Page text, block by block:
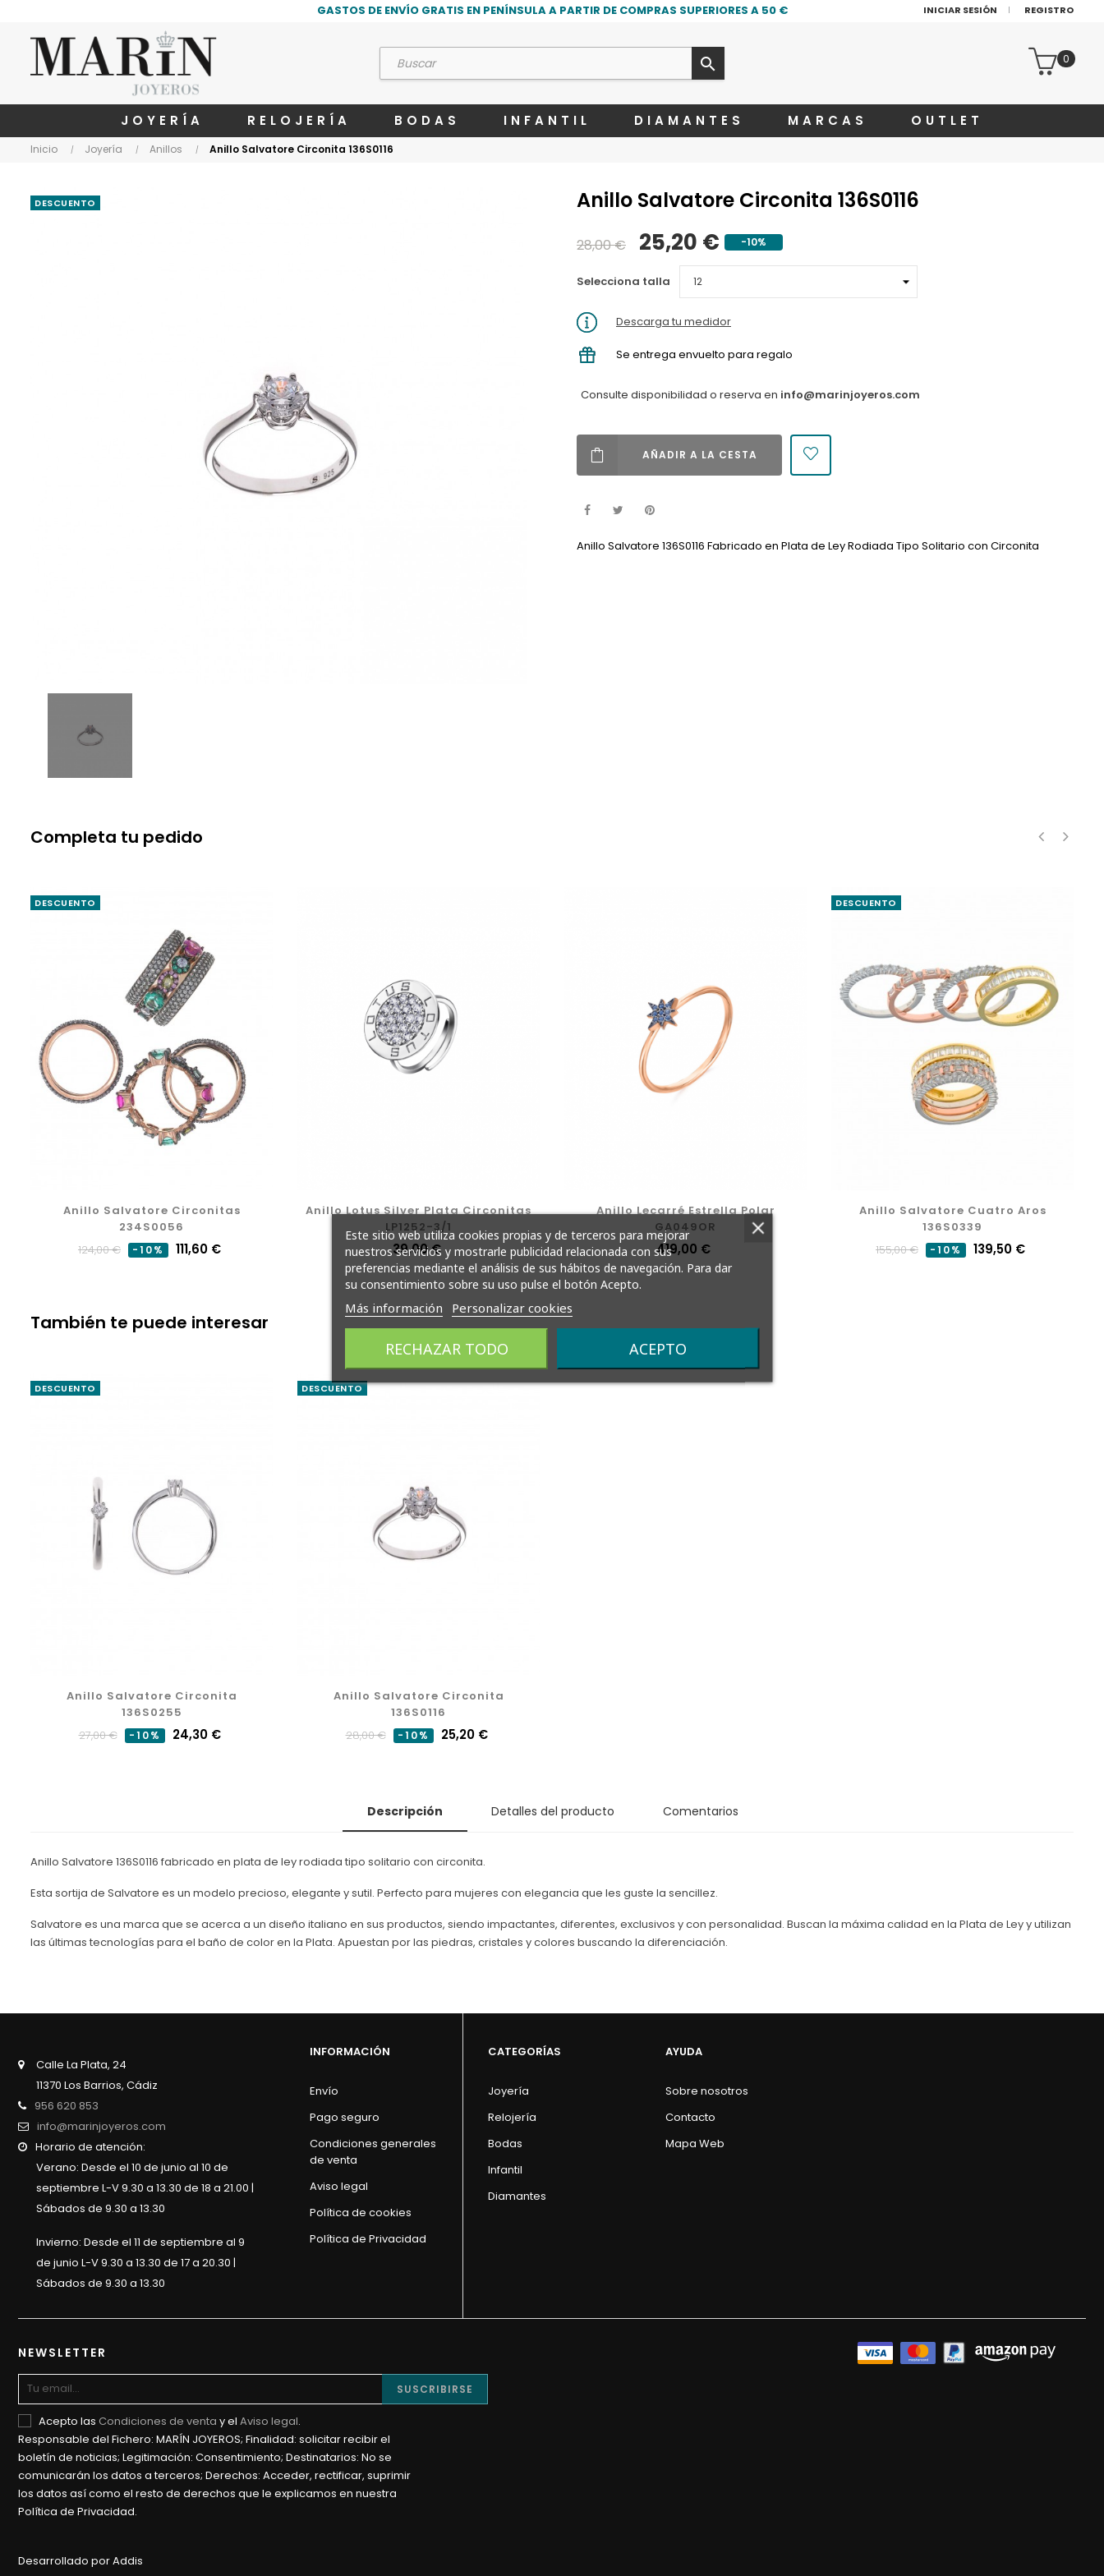
GASTOS DE ENVÍO GRATIS EN PENÍNSULA A PARTIR DE COMPRAS SUPERIORES A 50 € INICIAR SESIÓN REGISTRO
search 0
JOYERÍA RELOJERÍA BODAS INFANTIL DIAMANTES MARCAS OUTLET
Inicio Joyería Anillos Anillo Salvatore Circonita 136S0116
DESCUENTO Anillo Salvatore Circonita 136S0116
28,00 € 25,20 € -10%
Selecciona talla
Descarga tu medidor
Se entrega envuelto para regalo
Consulte disponibilidad o reserva en info@marinjoyeros.com
AÑADIR A LA CESTA
Anillo Salvatore 136S0116 Fabricado en Plata de Ley Rodiada Tipo Solitario con Circonita
Completa tu pedido
DESCUENTO
Anillo Salvatore Circonitas
234S0056
Precio
124,00 € -10% Precio
111,60 €
Anillo Lotus Silver Plata Circonitas
LP1252-3/1
Precio
39,00 €
Anillo Lecarré Estrella Polar
GA049OR
Precio
419,00 €
DESCUENTO
Anillo Salvatore Cuatro Aros
136S0339
Precio
155,00 € -10% Precio
139,50 €
También te puede interesar
DESCUENTO
Anillo Salvatore Circonita
136S0255
Precio
27,00 € -10% Precio
24,30 €
DESCUENTO
Anillo Salvatore Circonita
136S0116
Precio
28,00 € -10% Precio
25,20 €
Descripción Detalles del producto Comentarios
Anillo Salvatore 136S0116 fabricado en plata de ley rodiada tipo solitario con circonita.
Esta sortija de Salvatore es un modelo precioso, elegante y sutil. Perfecto para mujeres con elegancia que les guste la sencillez.
Salvatore es una marca que se acerca a un diseño italiano en sus productos, siendo impactantes, diferentes, exclusivos y con personalidad. Buscan la máxima calidad en la Plata de Ley y utilizan
las últimas tecnologías para el baño de color en la Plata. Apuestan por las piedras, cristales y colores buscando la diferenciación.
Calle La Plata, 24
11370 Los Barrios, Cádiz
956 620 853
info@marinjoyeros.com
Horario de atención:
Verano: Desde el 10 de junio al 10 de
septiembre L-V 9.30 a 13.30 de 18 a 21.00 |
Sábados de 9.30 a 13.30
Invierno: Desde el 11 de septiembre al 9
de junio L-V 9.30 a 13.30 de 17 a 20.30 |
Sábados de 9.30 a 13.30
INFORMACIÓN
Envío
Pago seguro
Condiciones generales
de venta
Aviso legal
Política de cookies
Política de Privacidad
CATEGORÍAS
Joyería
Relojería
Bodas
Infantil
Diamantes
AYUDA
Sobre nosotros
Contacto
Mapa Web
NEWSLETTER
SUSCRIBIRSE
Acepto las Condiciones de venta y el Aviso legal.
Responsable del Fichero: MARÍN JOYEROS; Finalidad: solicitar recibir el
boletín de noticias; Legitimación: Consentimiento; Destinatarios: No se
comunicarán los datos a terceros; Derechos: Acceder, rectificar, suprimir
los datos así como el resto de derechos que le explicamos en nuestra
Política de Privacidad.
Este sitio web utiliza cookies propias y de terceros para mejorar
nuestros servicios y mostrarle publicidad relacionada con sus
preferencias mediante el análisis de sus hábitos de navegación. Para dar
su consentimiento sobre su uso pulse el botón Acepto.
Más información Personalizar cookies
RECHAZAR TODO ACEPTO
Desarrollado por Addis